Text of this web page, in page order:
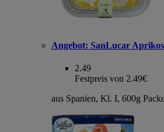
Angebot: SanLucar
2.49
Festpreis von 2.49€
aus Spanien, Kl. I, 600g